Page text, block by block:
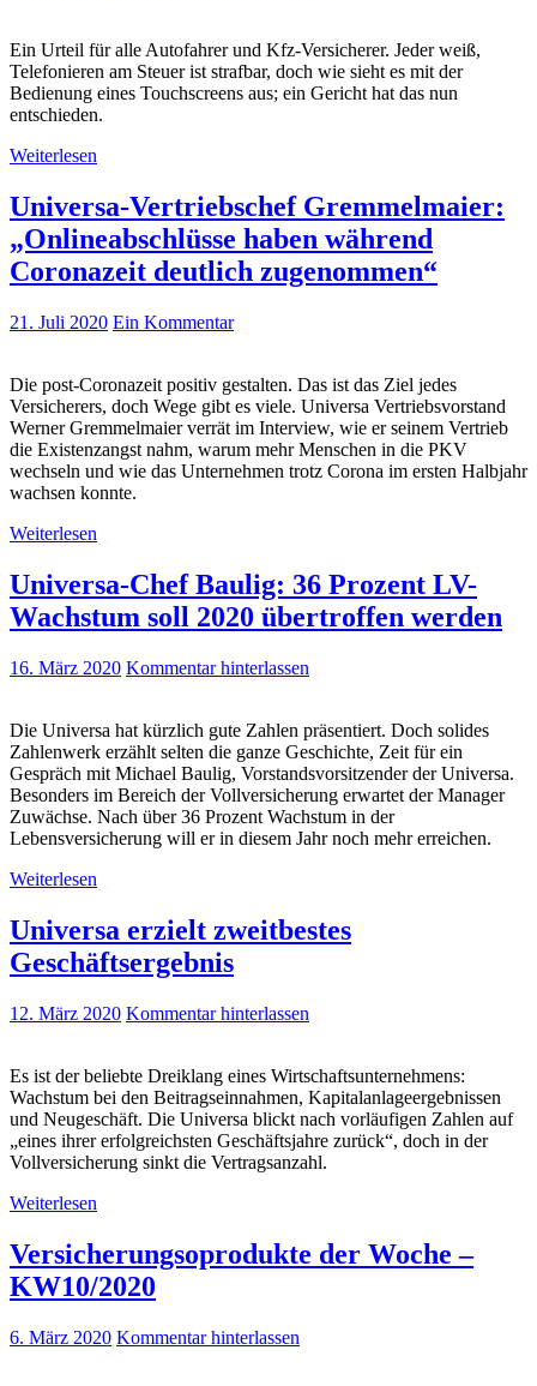
Ein Urteil für alle Autofahrer und Kfz-Versicherer. Jeder weiß,
Telefonieren am Steuer ist strafbar, doch wie sieht es mit der
Bedienung eines Touchscreens aus; ein Gericht hat das nun
entschieden.
Weiterlesen
Universa-Vertriebschef Gremmelmaier:
„Onlineabschlüsse haben während
Coronazeit deutlich zugenommen“
21. Juli 2020 Ein Kommentar
Die post-Coronazeit positiv gestalten. Das ist das Ziel jedes
Versicherers, doch Wege gibt es viele. Universa Vertriebsvorstand
Werner Gremmelmaier verrät im Interview, wie er seinem Vertrieb
die Existenzangst nahm, warum mehr Menschen in die PKV
wechseln und wie das Unternehmen trotz Corona im ersten Halbjahr
wachsen konnte.
Weiterlesen
Universa-Chef Baulig: 36 Prozent LV-
Wachstum soll 2020 übertroffen werden
16. März 2020 Kommentar hinterlassen
Die Universa hat kürzlich gute Zahlen präsentiert. Doch solides
Zahlenwerk erzählt selten die ganze Geschichte, Zeit für ein
Gespräch mit Michael Baulig, Vorstandsvorsitzender der Universa.
Besonders im Bereich der Vollversicherung erwartet der Manager
Zuwächse. Nach über 36 Prozent Wachstum in der
Lebensversicherung will er in diesem Jahr noch mehr erreichen.
Weiterlesen
Universa erzielt zweitbestes
Geschäftsergebnis
12. März 2020 Kommentar hinterlassen
Es ist der beliebte Dreiklang eines Wirtschaftsunternehmens:
Wachstum bei den Beitragseinnahmen, Kapitalanlageergebnissen
und Neugeschäft. Die Universa blickt nach vorläufigen Zahlen auf
„eines ihrer erfolgreichsten Geschäftsjahre zurück“, doch in der
Vollversicherung sinkt die Vertragsanzahl.
Weiterlesen
Versicherungsoprodukte der Woche –
KW10/2020
6. März 2020 Kommentar hinterlassen